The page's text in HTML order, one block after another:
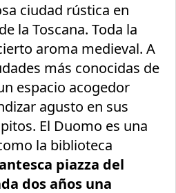
ciudad rústica en
la Toscana. Toda la
aroma medieval. A
más conocidas de
espacio acogedor
agusto en sus
El Duomo es una
la biblioteca
piazza del
dos años una